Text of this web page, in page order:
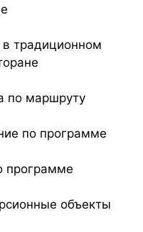
в традиционном
по маршруту
по программе
программе
объекты